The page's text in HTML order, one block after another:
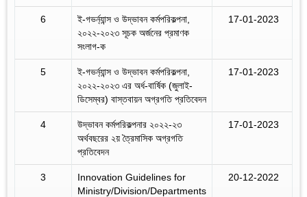
6
ই-গভর্ন্যান্স ও উদ্ভাবন কর্মপরিকল্পনা,
২০২২-২০২৩ সূচক অর্জনের প্রমাণক
সংলাগ-ক
17-01-2023
5
ই-গভর্ন্যান্স ও উদ্ভাবন কর্মপরিকল্পনা,
২০২২-২০২৩ এর অর্ধ-বার্ষিক (জুলাই-
ডিসেম্বর) বাস্তবায়ন অগ্রগতি প্রতিবেদন
17-01-2023
4
উদ্ভাবন কর্মপরিকল্পনার ২০২২-২৩
অর্থবছরের ২য় ত্রৈমাসিক অগ্রগতি
প্রতিবেদন
17-01-2023
3
Innovation Guidelines for
Ministry/Division/Departments
20-12-2022